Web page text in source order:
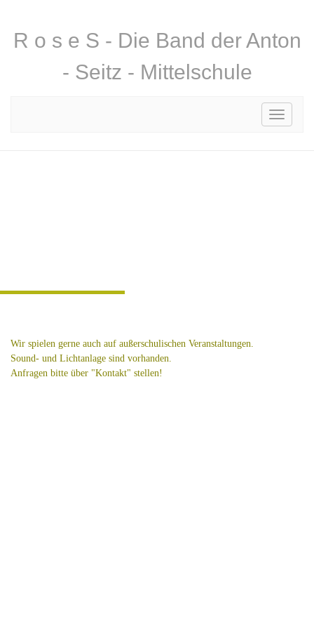
R o s e S - Die Band der Anton
- Seitz - Mittelschule
Toggle
Wir spielen gerne auch auf außerschulischen Veranstaltungen.
Sound- und Lichtanlage sind vorhanden.
Anfragen bitte über "Kontakt" stellen!